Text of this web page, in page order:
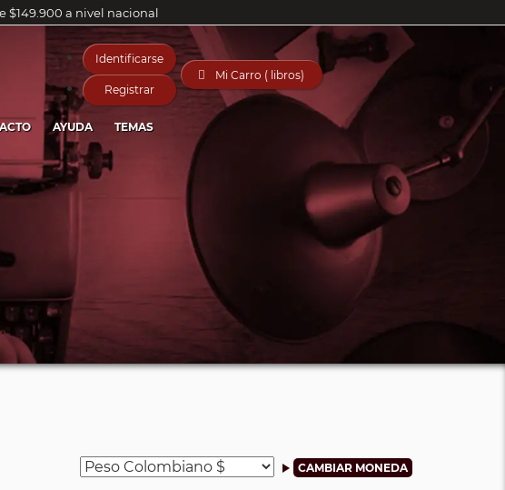
$149.900 a nivel nacional
Identificarse
Registrar
 Mi Carro ( libros)
AYUDA TEMAS